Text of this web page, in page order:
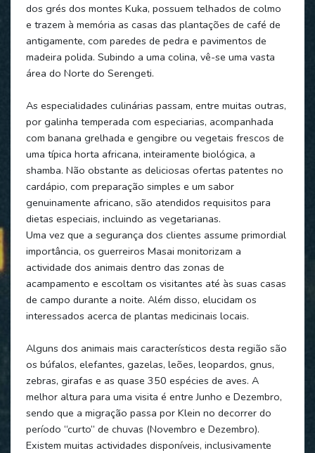
dos grés dos montes Kuka, possuem telhados de colmo
e trazem à memória as casas das plantações de café de
antigamente, com paredes de pedra e pavimentos de
madeira polida. Subindo a uma colina, vê-se uma vasta
área do Norte do Serengeti.
As especialidades culinárias passam, entre muitas outras,
por galinha temperada com especiarias, acompanhada
com banana grelhada e gengibre ou vegetais frescos de
uma típica horta africana, inteiramente biológica, a
shamba. Não obstante as deliciosas ofertas patentes no
cardápio, com preparação simples e um sabor
genuinamente africano, são atendidos requisitos para
dietas especiais, incluindo as vegetarianas.
Uma vez que a segurança dos clientes assume primordial
importância, os guerreiros Masai monitorizam a
actividade dos animais dentro das zonas de
acampamento e escoltam os visitantes até às suas casas
de campo durante a noite. Além disso, elucidam os
interessados acerca de plantas medicinais locais.
Alguns dos animais mais característicos desta região são
os búfalos, elefantes, gazelas, leões, leopardos, gnus,
zebras, girafas e as quase 350 espécies de aves. A
melhor altura para uma visita é entre Junho e Dezembro,
sendo que a migração passa por Klein no decorrer do
período “curto” de chuvas (Novembro e Dezembro).
Existem muitas actividades disponíveis, inclusivamente